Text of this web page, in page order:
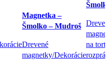
Magnetka –
Šmolko – Mudroš
Drevené
magnetky/Dekorácie
na tortu